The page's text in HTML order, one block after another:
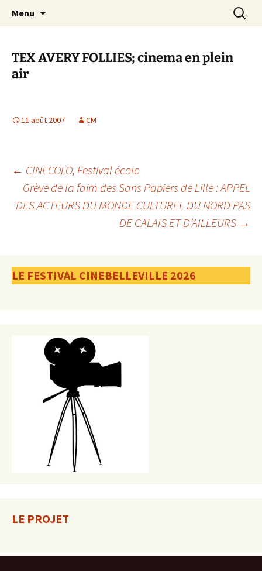
Canal Marches
Menu
TEX AVERY FOLLIES; cinema en plein
air
11 août 2007 CM
Navigation
des
← CINECOLO, Festival écolo
Grève de la faim des Sans Papiers de Lille : APPEL
DES ACTEURS DU MONDE CULTUREL DU NORD PAS
DE CALAIS ET D’AILLEURS →
LE FESTIVAL CINEBELLEVILLE 2026
LE PROJET